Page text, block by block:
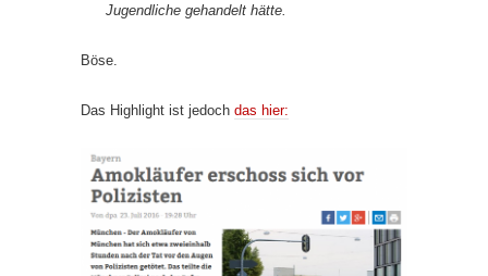
Jugendliche gehandelt hätte.
Böse.
Das Highlight ist jedoch das hier: